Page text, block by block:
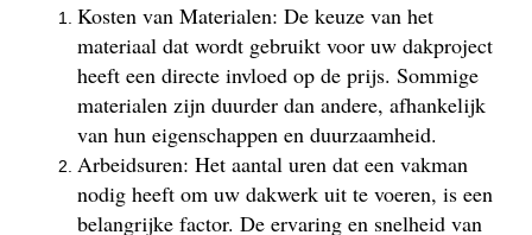
Kosten van Materialen: De keuze van het
materiaal dat wordt gebruikt voor uw dakproject
heeft een directe invloed op de prijs. Sommige
materialen zijn duurder dan andere, afhankelijk
van hun eigenschappen en duurzaamheid.
Arbeidsuren: Het aantal uren dat een vakman
nodig heeft om uw dakwerk uit te voeren, is een
belangrijke factor. De ervaring en snelheid van